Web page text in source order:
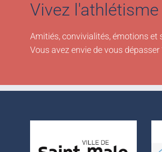
Vivez l'athlétisme
Amitiés, convivialités, émotions et
Vous avez envie de vous